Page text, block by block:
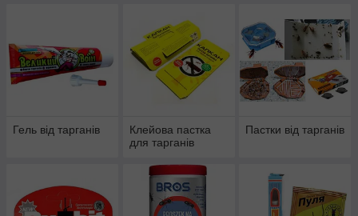
Гель від тарганів
Клейова пастка
для тарганів
Пастки від тарганів